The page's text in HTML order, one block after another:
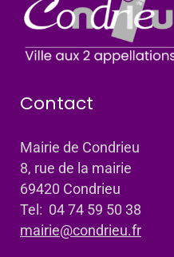
Contact
Mairie de Condrieu
8, rue de la mairie
69420 Condrieu
Tel: 04 74 59 50 38
mairie@condrieu.fr